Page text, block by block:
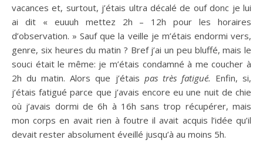
vacances et, surtout, j’étais ultra décalé de ouf donc je lui
ai dit « euuuh mettez 2h – 12h pour les horaires
d’observation. » Sauf que la veille je m’étais endormi vers,
genre, six heures du matin ? Bref j’ai un peu bluffé, mais le
souci était le même: je m’étais condamné à me coucher à
2h du matin. Alors que j’étais pas très fatigué. Enfin, si,
j’étais fatigué parce que j’avais encore eu une nuit de chie
où j’avais dormi de 6h à 16h sans trop récupérer, mais
mon corps en avait rien à foutre il avait acquis l’idée qu’il
devait rester absolument éveillé jusqu’à au moins 5h.